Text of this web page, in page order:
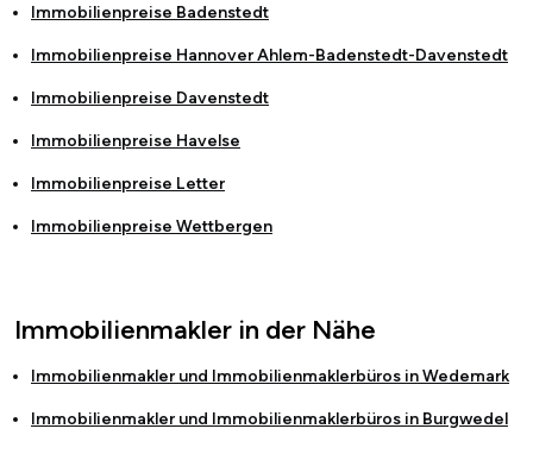
Immobilienpreise Badenstedt
Immobilienpreise Hannover Ahlem-Badenstedt-Davenstedt
Immobilienpreise Davenstedt
Immobilienpreise Havelse
Immobilienpreise Letter
Immobilienpreise Wettbergen
Immobilienmakler in der Nähe
Immobilienmakler und Immobilienmaklerbüros inWedemark
Immobilienmakler und Immobilienmaklerbüros in Burgwedel